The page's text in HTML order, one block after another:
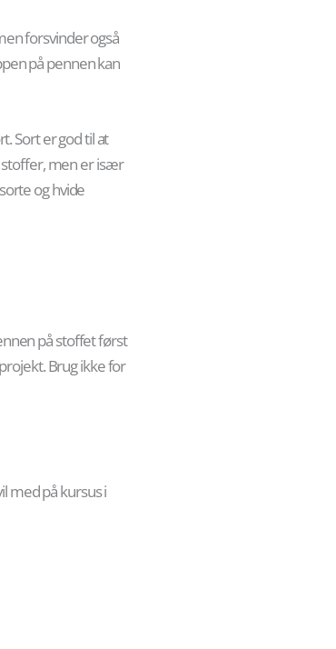
forsvinder også
på pennen kan
Sort er god til at
stoffer, men er især
og hvide
på stoffet først
Brug ikke for
med på kursus i